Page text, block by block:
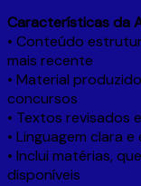
Características da
• Conteúdo
mais recente
• Material
concursos
• Textos revisados
• Linguagem clara
• Inclui matérias,
disponíveis